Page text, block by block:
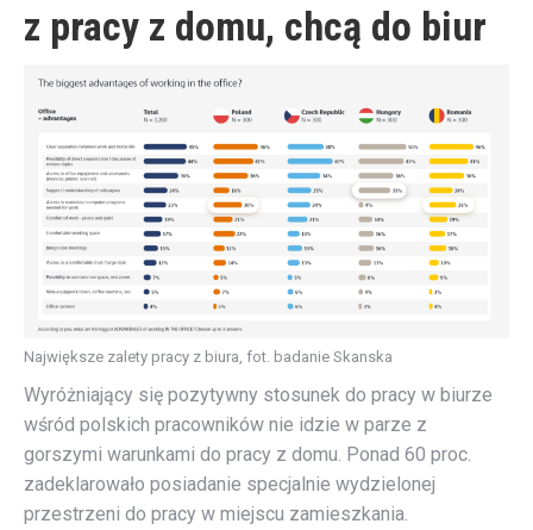
z pracy z domu, chcą do biur
Największe zalety pracy z biura, fot. badanie Skanska
Wyróżniający się pozytywny stosunek do pracy w biurze
wśród polskich pracowników nie idzie w parze z
gorszymi warunkami do pracy z domu. Ponad 60 proc.
zadeklarowało posiadanie specjalnie wydzielonej
przestrzeni do pracy w miejscu zamieszkania.